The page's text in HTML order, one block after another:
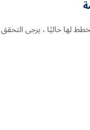
لها حاليًا ، يرجى